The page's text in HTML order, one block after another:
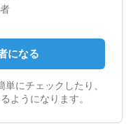
になる
にチェックしたり、
ようになります。